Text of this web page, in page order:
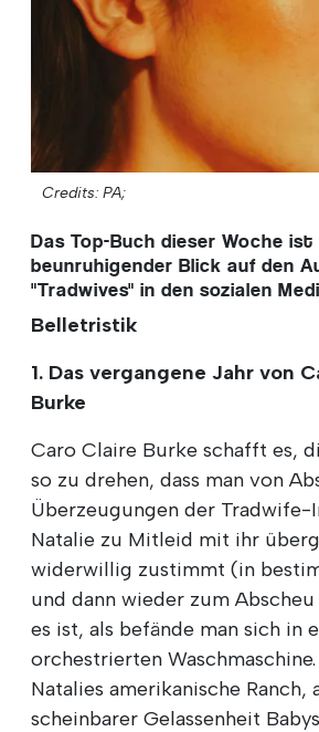
Credits: PA;
Das Top-Buch dieser Woche ist
beunruhigender Blick auf den
"Tradwives" in den sozialen
Belletristik
1. Das vergangene Jahr von
Burke
Caro Claire Burke schafft es,
so zu drehen, dass man von
Überzeugungen der Tradwife-
Natalie zu Mitleid mit ihr
widerwillig zustimmt (in
und dann wieder zum
es ist, als befände man sich in
orchestrierten
Natalies amerikanische Ranch,
scheinbarer Gelassenheit